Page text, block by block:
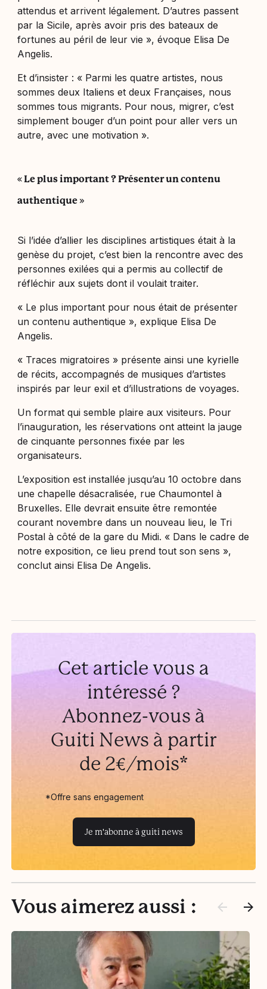
attendus et arrivent légalement. D’autres passent
par la Sicile, après avoir pris des bateaux de
fortunes au péril de leur vie », évoque Elisa De
Angelis.
Et d’insister : « Parmi les quatre artistes, nous
sommes deux Italiens et deux Françaises, nous
sommes tous migrants. Pour nous, migrer, c’est
simplement bouger d’un point pour aller vers un
autre, avec une motivation ».
« Le plus important ? Présenter un contenu
authentique »
Si l’idée d’allier les disciplines artistiques était à la
genèse du projet, c’est bien la rencontre avec des
personnes exilées qui a permis au collectif de
réfléchir aux sujets dont il voulait traiter.
« Le plus important pour nous était de présenter
un contenu authentique », explique Elisa De
Angelis.
« Traces migratoires » présente ainsi une kyrielle
de récits, accompagnés de musiques d’artistes
inspirés par leur exil et d’illustrations de voyages.
Un format qui semble plaire aux visiteurs. Pour
l’inauguration, les réservations ont atteint la jauge
de cinquante personnes fixée par les
organisateurs.
L’exposition est installée jusqu’au 10 octobre dans
une chapelle désacralisée, rue Chaumontel à
Bruxelles. Elle devrait ensuite être remontée
courant novembre dans un nouveau lieu, le Tri
Postal à côté de la gare du Midi. « Dans le cadre de
notre exposition, ce lieu prend tout son sens »,
conclut ainsi Elisa De Angelis.
Cet article vous a
intéressé ?
Abonnez-vous à
Guiti News à partir
de 2€/mois*
*Offre sans engagement
Je m'abonne à guiti news
Vous aimerez aussi :